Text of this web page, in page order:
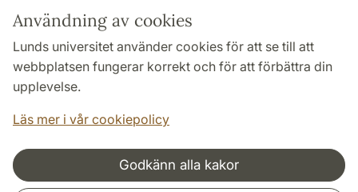
Användning av cookies
Lunds universitet använder cookies för att se till att
webbplatsen fungerar korrekt och för att förbättra din
upplevelse.
Läs mer i vår cookiepolicy
Godkänn alla kakor
TYPO3-login
Följ oss i sociala medier
Samarbeten och nätverk